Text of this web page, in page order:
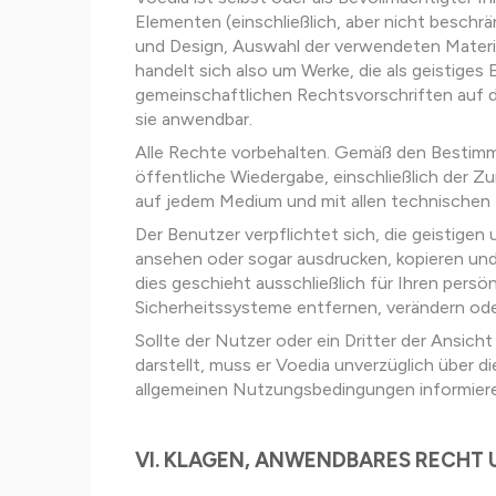
Elementen (einschließlich, aber nicht
und Design, Auswahl der verwendeten
handelt sich also um Werke, die als
gemeinschaftlichen Rechtsvorschriften auf
sie anwendbar.
Alle Rechte vorbehalten. Gemäß den
öffentliche Wiedergabe, einschließlich der
auf jedem Medium und mit allen
Der Benutzer verpflichtet sich, die geistigen
ansehen oder sogar ausdrucken, kopieren
dies geschieht ausschließlich für Ihren
Sicherheitssysteme entfernen, verändern
Sollte der Nutzer oder ein Dritter der
darstellt, muss er Voedia unverzüglich über
allgemeinen Nutzungsbedingungen
VI. KLAGEN, ANWENDBARES RECHT